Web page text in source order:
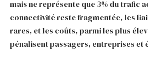
mais ne représente que 3% du trafic
connectivité reste fragmentée, les
rares, et les coûts, parmi les plus
pénalisent passagers, entreprises et